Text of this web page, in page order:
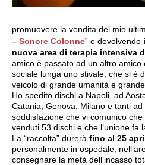
promuovere la vendita del mio
– Sonore Colonne” e devolvendo
nuova area di terapia intensiva
amico è passato ad un altro amico
sociale lunga uno stivale, che si è
veicolo di grande umanità e
Ho spedito dischi a Napoli, ad
Catania, Genova, Milano e tanti
soddisfazione che vi comunico
venduti 53 dischi e che l’unione fa
La “raccolta” durerà fino al 25
personalmente in ospedale,
consegnare la metà dell’incasso